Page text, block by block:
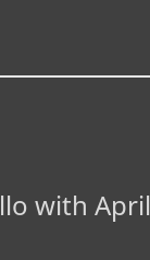
with